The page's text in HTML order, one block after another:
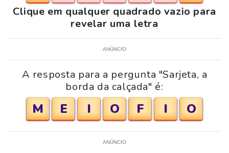
Clique em qualquer quadrado vazio para
revelar uma letra
ANÚNCIO
A resposta para a pergunta "Sarjeta, a
borda da calçada" é:
M E I O F I O
ANÚNCIO